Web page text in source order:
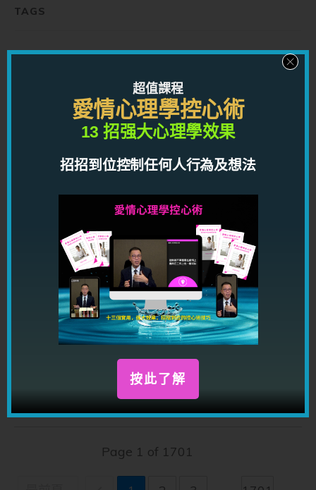
TAGS
【情到龍匙】職場生存｜兩派鬥爭如何不站錯邊？
【辦公室政治術】同事「微惡意」如何辨別？未到
職場霸凌，傷害早已造成
Page 1 of 1701
超值課程
愛情心理學控心術
13 招强大心理學效果
招招到位控制任何人行為及想法
按此了解